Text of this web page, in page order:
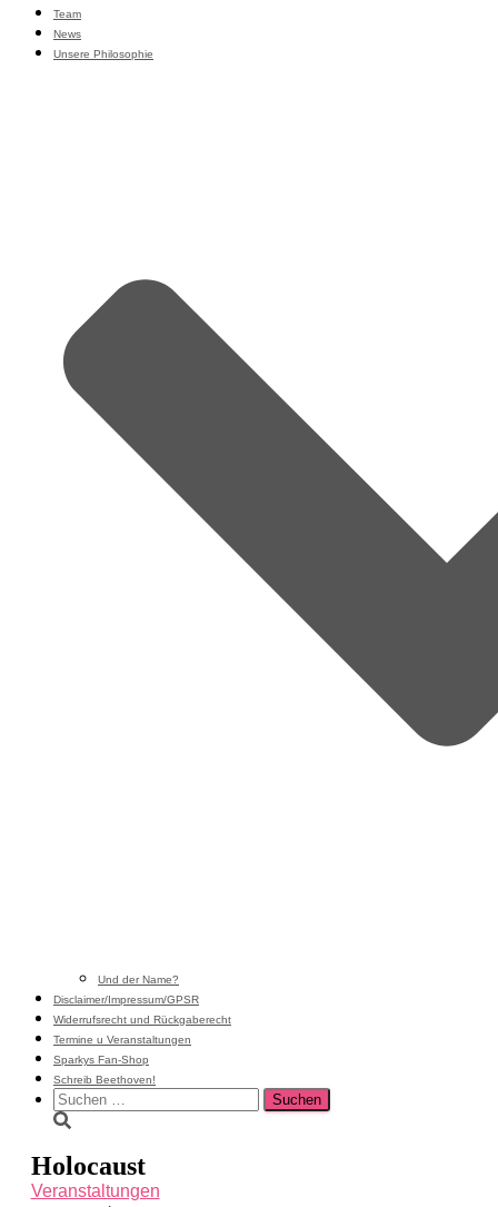
Team
News
Unsere Philosophie
Und der Name?
Disclaimer/Impressum/GPSR
Widerrufsrecht und Rückgaberecht
Termine u Veranstaltungen
Sparkys Fan-Shop
Schreib Beethoven!
Suchen
nach:
Holocaust
Veranstaltungen